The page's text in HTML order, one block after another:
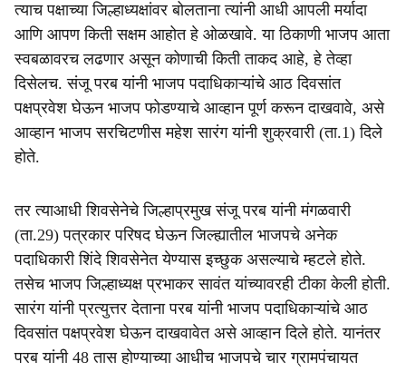
त्याच पक्षाच्या जिल्हाध्यक्षांवर बोलताना त्यांनी आधी आपली मर्यादा
आणि आपण किती सक्षम आहोत हे ओळखावे. या ठिकाणी भाजप आता
स्वबळावरच लढणार असून कोणाची किती ताकद आहे, हे तेव्हा
दिसेलच. संजू परब यांनी भाजप पदाधिकाऱ्यांचे आठ दिवसांत
पक्षप्रवेश घेऊन भाजप फोडण्याचे आव्हान पूर्ण करून दाखवावे, असे
आव्हान भाजप सरचिटणीस महेश सारंग यांनी शुक्रवारी (ता.1) दिले
होते.
तर त्याआधी शिवसेनेचे जिल्हाप्रमुख संजू परब यांनी मंगळवारी
(ता.29) पत्रकार परिषद घेऊन जिल्ह्यातील भाजपचे अनेक
पदाधिकारी शिंदे शिवसेनेत येण्यास इच्छुक असल्याचे म्हटले होते.
तसेच भाजप जिल्हाध्यक्ष प्रभाकर सावंत यांच्यावरही टीका केली होती.
सारंग यांनी प्रत्युत्तर देताना परब यांनी भाजप पदाधिकाऱ्यांचे आठ
दिवसांत पक्षप्रवेश घेऊन दाखवावेत असे आव्हान दिले होते. यानंतर
परब यांनी 48 तास होण्याच्या आधीच भाजपचे चार ग्रामपंचायत